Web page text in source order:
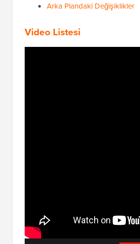
Arka Plandaki Değişiklikler
Video Listesi